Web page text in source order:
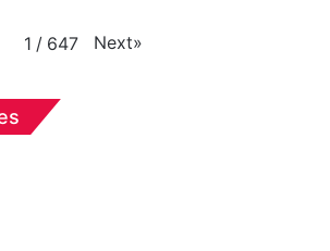
1 / 647 Next»